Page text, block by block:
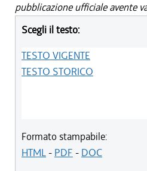
pubblicazione ufficiale avente
Scegli il testo:
TESTO VIGENTE
TESTO STORICO
Formato stampabile:
HTML- PDF - DOC